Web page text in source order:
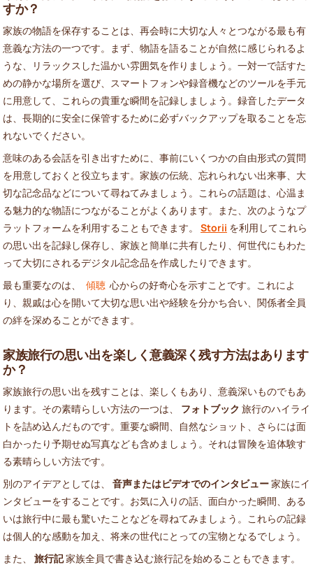
すか？
家族の物語を保存することは、再会時に大切な人々とつながる最も有
意義な方法の一つです。まず、物語を語ることが自然に感じられるよ
うな、リラックスした温かい雰囲気を作りましょう。一対一で話すた
めの静かな場所を選び、スマートフォンや録音機などのツールを手元
に用意して、これらの貴重な瞬間を記録しましょう。録音したデータ
は、長期的に安全に保管するために必ずバックアップを取ることを忘
れないでください。
意味のある会話を引き出すために、事前にいくつかの自由形式の質問
を用意しておくと役立ちます。家族の伝統、忘れられない出来事、大
切な記念品などについて尋ねてみましょう。これらの話題は、心温ま
る魅力的な物語につながることがよくあります。また、次のようなプ
ラットフォームを利用することもできます。 Storii を利用してこれら
の思い出を記録し保存し、家族と簡単に共有したり、何世代にもわた
って大切にされるデジタル記念品を作成したりできます。
最も重要なのは、
傾聴 心からの好奇心を示すことです。これによ
り、親戚は心を開いて大切な思い出や経験を分かち合い、関係者全員
の絆を深めることができます。
家族旅行の思い出を楽しく意義深く残す方法はあります
か？
家族旅行の思い出を残すことは、楽しくもあり、意義深いものでもあ
ります。その素晴らしい方法の一つは、 フォトブック 旅行のハイライ
トを詰め込んだものです。重要な瞬間、自然なショット、さらには面
白かったり予期せぬ写真なども含めましょう。それは冒険を追体験す
る素晴らしい方法です。
別のアイデアとしては、 音声またはビデオでのインタビュー家族にイ
ンタビューをすることです。お気に入りの話、面白かった瞬間、ある
いは旅行中に最も驚いたことなどを尋ねてみましょう。これらの記録
は個人的な感動を加え、将来の世代にとっての宝物となるでしょう。
また、 旅行記家族全員で書き込む旅行記を始めることもできます。